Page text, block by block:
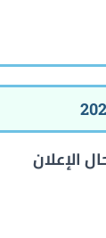
في حال الإعلان